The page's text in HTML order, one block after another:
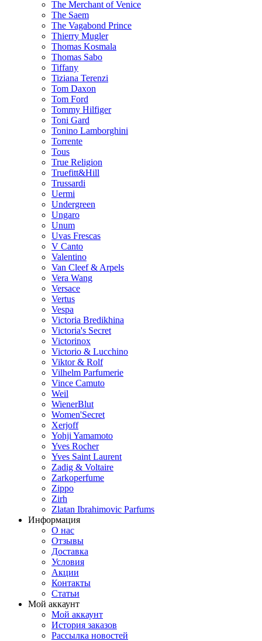
The Merchant of Venice
The Saem
The Vagabond Prince
Thierry Mugler
Thomas Kosmala
Thomas Sabo
Tiffany
Tiziana Terenzi
Tom Daxon
Tom Ford
Tommy Hilfiger
Toni Gard
Tonino Lamborghini
Torrente
Tous
True Religion
Truefitt&Hill
Trussardi
Uermi
Undergreen
Ungaro
Unum
Uvas Frescas
V Canto
Valentino
Van Cleef & Arpels
Vera Wang
Versace
Vertus
Vespa
Victoria Bredikhina
Victoria's Secret
Victorinox
Victorio & Lucchino
Viktor & Rolf
Vilhelm Parfumerie
Vince Camuto
Weil
WienerBlut
Women'Secret
Xerjoff
Yohji Yamamoto
Yves Rocher
Yves Saint Laurent
Zadig & Voltaire
Zarkoperfume
Zippo
Zirh
Zlatan Ibrahimovic Parfums
Информация
О нас
Отзывы
Доставка
Условия
Aкции
Контакты
Статьи
Мой аккаунт
Мой аккаунт
История заказов
Рассылка новостей